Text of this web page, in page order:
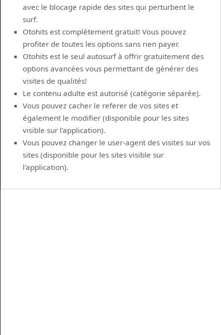
avec le blocage rapide des sites qui perturbent le
surf.
Otohits est complètement gratuit! Vous pouvez
profiter de toutes les options sans rien payer.
Otohits est le seul autosurf à offrir gratuitement des
options avancées vous permettant de générer des
visites de qualités!
Le contenu adulte est autorisé (catégorie séparée).
Vous pouvez cacher le referer de vos sites et
également le modifier (disponible pour les sites
visible sur l'application).
Vous pouvez changer le user-agent des visites sur vos
sites (disponible pour les sites visible sur
l'application).